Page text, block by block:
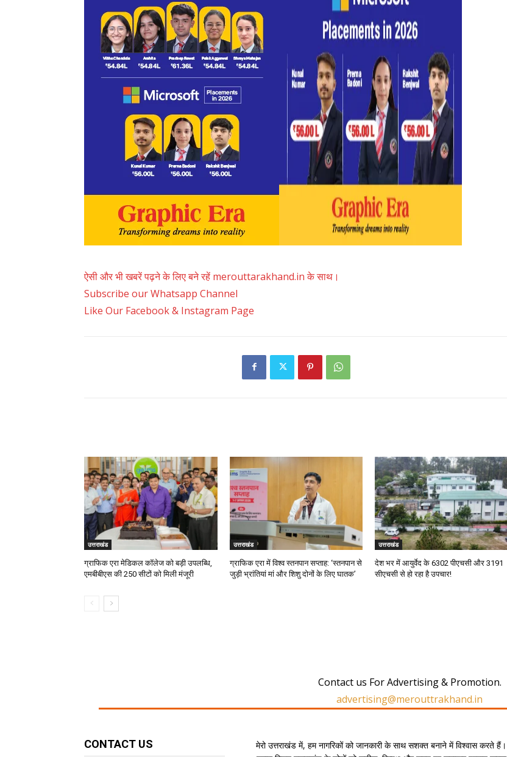
ऐसी और भी खबरें पढ़ने के लिए बने रहें merouttarakhand.in के साथ।
Subscribe our Whatsapp Channel
Like Our Facebook & Instagram Page
उत्तराखंड
ग्राफिक एरा मेडिकल कॉलेज को बड़ी उपलब्धि,
एमबीबीएस की 250 सीटों को मिली मंजूरी
उत्तराखंड
ग्राफिक एरा में विश्व स्तनपान सप्ताह: ‘स्तनपान से
जुड़ी भ्रांतियां मां और शिशु दोनों के लिए घातक’
उत्तराखंड
देश भर में आयुर्वेद के 6302 पीएचसी और 3191
सीएचसी से हो रहा है उपचार!
Contact us For Advertising & Promotion.
advertising@merouttrakhand.in
CONTACT US
मेरो उत्तराखंड में, हम नागरिकों को जानकारी के साथ सशक्त बनाने में विश्वास करते हैं।